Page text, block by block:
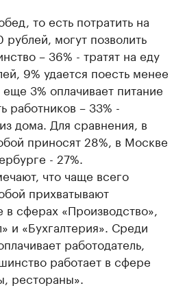
то есть потратить на
могут позволить
– 36% - тратят на еду
9% удается поесть менее
3% оплачивает питание
работников – 33% -
дома. Для сравнения, в
приносят 28%, в Москве
- 27%.
что чаще всего
прихватывают
в сферах «Производство»,
и «Бухгалтерия». Среди
работодатель,
работает в сфере
рестораны».